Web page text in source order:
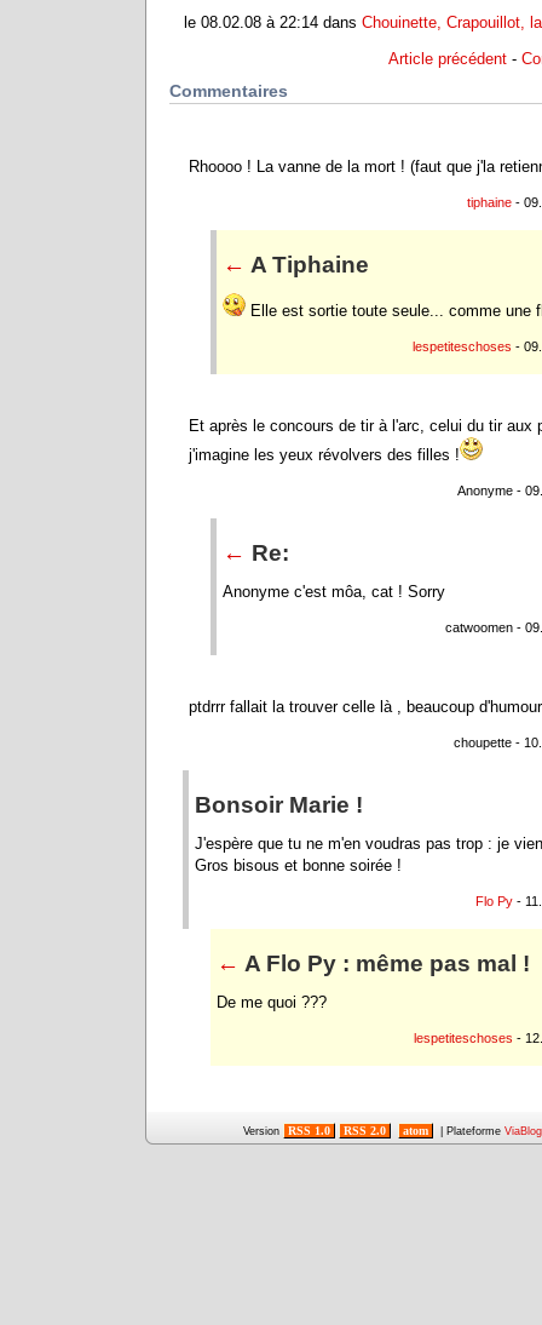
le 08.02.08 à 22:14 dans Chouinette, Crapouillot,
Article précédent -
Commentaires
Rhoooo ! La vanne de la mort ! (faut que j'la
tiphaine -
← A Tiphaine
Elle est sortie toute seule... comme une
lespetiteschoses -
Et après le concours de tir à l'arc, celui du tir aux
j'imagine les yeux révolvers des filles !
Anonyme -
← Re:
Anonyme c'est môa, cat ! Sorry
catwoomen -
ptdrrr fallait la trouver celle là , beaucoup
choupette -
Bonsoir Marie !
J'espère que tu ne m'en voudras pas trop : je
Gros bisous et bonne soirée !
Flo Py -
← A Flo Py : même pas mal !
De me quoi ???
lespetiteschoses -
Version RSS 1.0 RSS 2.0 atom | Plateforme